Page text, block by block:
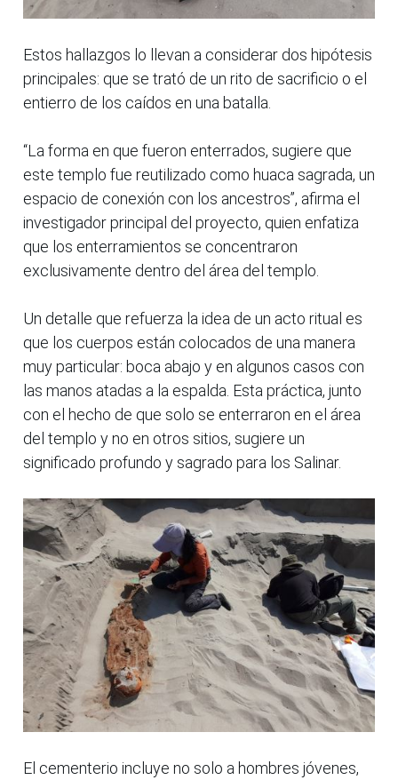
Estos hallazgos lo llevan a considerar dos hipótesis
principales: que se trató de un rito de sacrificio o el
entierro de los caídos en una batalla.
“La forma en que fueron enterrados, sugiere que
este templo fue reutilizado como huaca sagrada, un
espacio de conexión con los ancestros”, afirma el
investigador principal del proyecto, quien enfatiza
que los enterramientos se concentraron
exclusivamente dentro del área del templo.
Un detalle que refuerza la idea de un acto ritual es
que los cuerpos están colocados de una manera
muy particular: boca abajo y en algunos casos con
las manos atadas a la espalda. Esta práctica, junto
con el hecho de que solo se enterraron en el área
del templo y no en otros sitios, sugiere un
significado profundo y sagrado para los Salinar.
El cementerio incluye no solo a hombres jóvenes,